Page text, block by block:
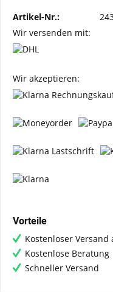
Artikel-Nr.:
Wir versenden mit:
Wir akzeptieren:
Vorteile
Kostenloser Versand
Kostenlose Beratung
Schneller Versand